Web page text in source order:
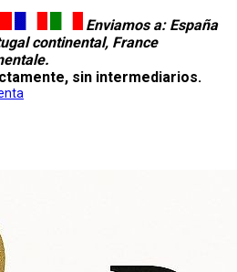
Enviamos a: España
continental, France
sin intermediarios.